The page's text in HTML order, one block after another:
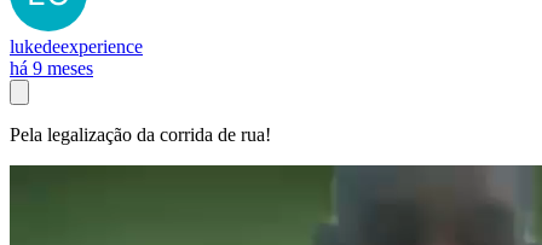
lukedeexperience
há 9 meses
Pela legalização da corrida de rua!